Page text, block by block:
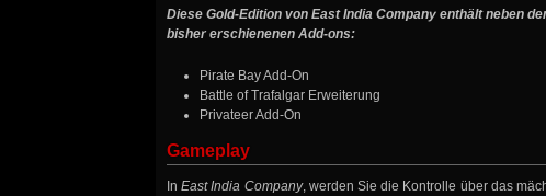
Diese Gold-Edition von East India Company enthält neben
bisher erschienenen Add-ons:
Pirate Bay Add-On
Battle of Trafalgar Erweiterung
Privateer Add-On
Gameplay
InEast India Company, werden Sie die Kontrolle über das